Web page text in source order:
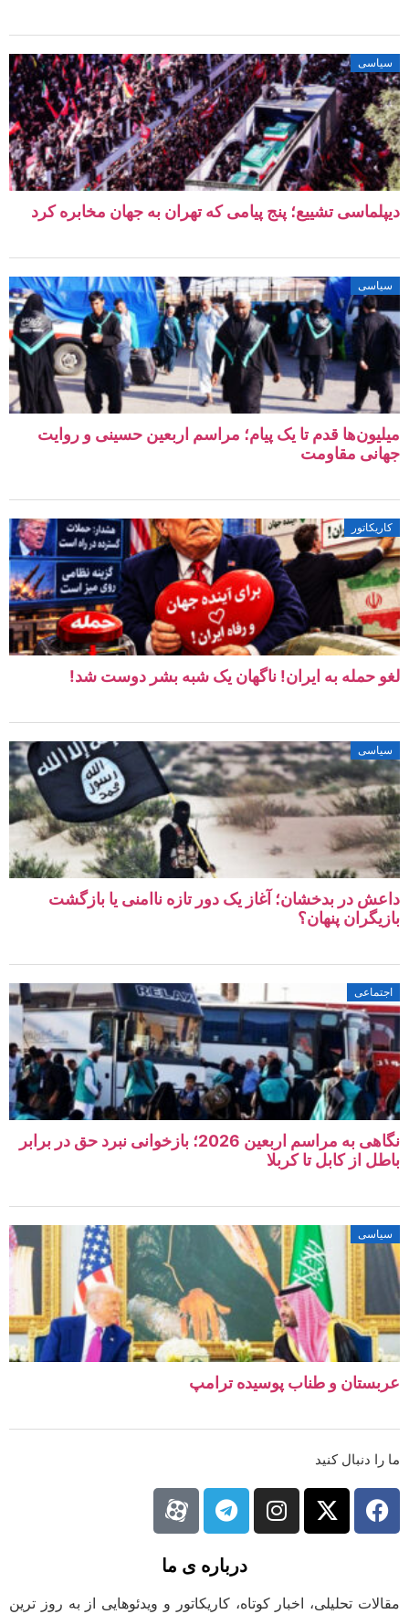
سیاسی
دیپلماسی تشییع؛ پنج پیامی که تهران به جهان مخابره کرد
سیاسی
میلیون‌ها قدم تا یک پیام؛ مراسم اربعین حسینی و روایت
جهانی مقاومت
کاریکاتور
لغو حمله به ایران! ناگهان یک شبه بشر دوست شد!
سیاسی
داعش در بدخشان؛ آغاز یک دور تازه ناامنی یا بازگشت
بازیگران پنهان؟
اجتماعی
نگاهی به مراسم اربعین 2026؛ بازخوانی نبرد حق در برابر
باطل از کابل تا کربلا
سیاسی
عربستان و طناب پوسیده ترامپ
ما را دنبال کنید
درباره ی ما
مقالات تحلیلی، اخبار کوتاه، کاریکاتور و ویدئوهایی از به روز ترین